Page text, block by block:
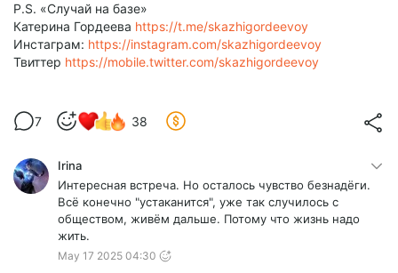
P.S. «Случай на базе»
Катерина Гордеева https://t.me/skazhigordeevoy
Инстаграм: https://instagram.com/skazhigordeevoy
Твиттер https://mobile.twitter.com/skazhigordeevoy
7 38
Irina
Интересная встреча. Но осталось чувство безнадёги.
Всё конечно "устаканится", уже так случилось с
обществом, живём дальше. Потому что жизнь надо
жить.
May 17 2025 04:30